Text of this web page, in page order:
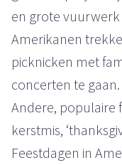
en grote vuurwerk
Amerikanen
picknicken met
concerten te gaan.
Andere, populaire
kerstmis,
Feestdagen in